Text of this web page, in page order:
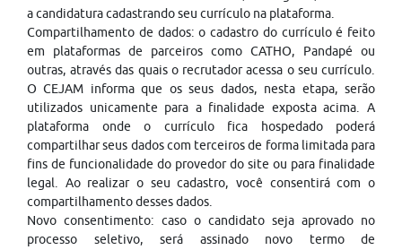
a candidatura cadastrando seu currículo na plataforma.
Compartilhamento de dados: o cadastro do currículo é feito
em plataformas de parceiros como CATHO, Pandapé ou
outras, através das quais o recrutador acessa o seu currículo.
O CEJAM informa que os seus dados, nesta etapa, serão
utilizados unicamente para a finalidade exposta acima. A
plataforma onde o currículo fica hospedado poderá
compartilhar seus dados com terceiros de forma limitada para
fins de funcionalidade do provedor do site ou para finalidade
legal. Ao realizar o seu cadastro, você consentirá com o
compartilhamento desses dados.
Novo consentimento: caso o candidato seja aprovado no
processo seletivo, será assinado novo termo de